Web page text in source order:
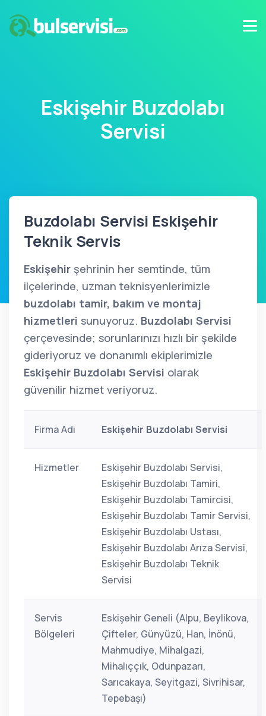
Eskişehir Buzdolabı
Servisi
Buzdolabı Servisi Eskişehir
Teknik Servis
Eskişehir şehrinin her semtinde, tüm
ilçelerinde, uzman teknisyenlerimizle
buzdolabı tamir, bakım ve montaj
hizmetleri sunuyoruz. Buzdolabı Servisi
çerçevesinde; sorunlarınızı hızlı bir şekilde
gideriyoruz ve donanımlı ekiplerimizle
Eskişehir Buzdolabı Servisi olarak
güvenilir hizmet veriyoruz.
Firma Adı Eskişehir Buzdolabı Servisi
Hizmetler
Eskişehir Buzdolabı Servisi,
Eskişehir Buzdolabı Tamiri,
Eskişehir Buzdolabı Tamircisi,
Eskişehir Buzdolabı Tamir Servisi,
Eskişehir Buzdolabı Ustası,
Eskişehir Buzdolabı Arıza Servisi,
Eskişehir Buzdolabı Teknik
Servisi
Servis
Bölgeleri
Eskişehir Geneli (Alpu, Beylikova,
Çifteler, Günyüzü, Han, İnönü,
Mahmudiye, Mihalgazi,
Mihalıççık, Odunpazarı,
Sarıcakaya, Seyitgazi, Sivrihisar,
Tepebaşı)